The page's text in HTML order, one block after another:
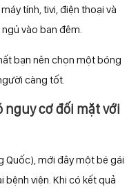
tính, tivi, điện thoại và
vào ban đêm.
bạn nên chọn một bóng
càng tốt.
nguy cơ đối mặt với
Quốc), mới đây một bé gái
viện. Khi có kết quả